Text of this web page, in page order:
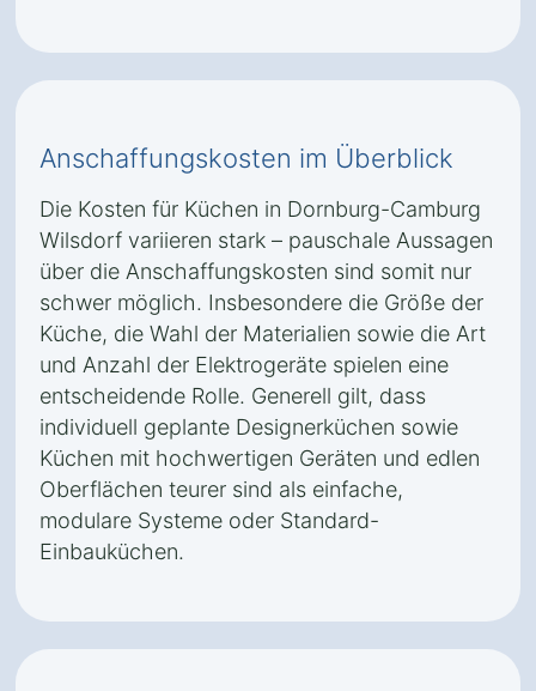
Anschaffungskosten im Überblick
Die Kosten für Küchen in Dornburg-Camburg
Wilsdorf variieren stark – pauschale Aussagen
über die Anschaffungskosten sind somit nur
schwer möglich. Insbesondere die Größe der
Küche, die Wahl der Materialien sowie die Art
und Anzahl der Elektrogeräte spielen eine
entscheidende Rolle. Generell gilt, dass
individuell geplante Designerküchen sowie
Küchen mit hochwertigen Geräten und edlen
Oberflächen teurer sind als einfache,
modulare Systeme oder Standard-
Einbauküchen.